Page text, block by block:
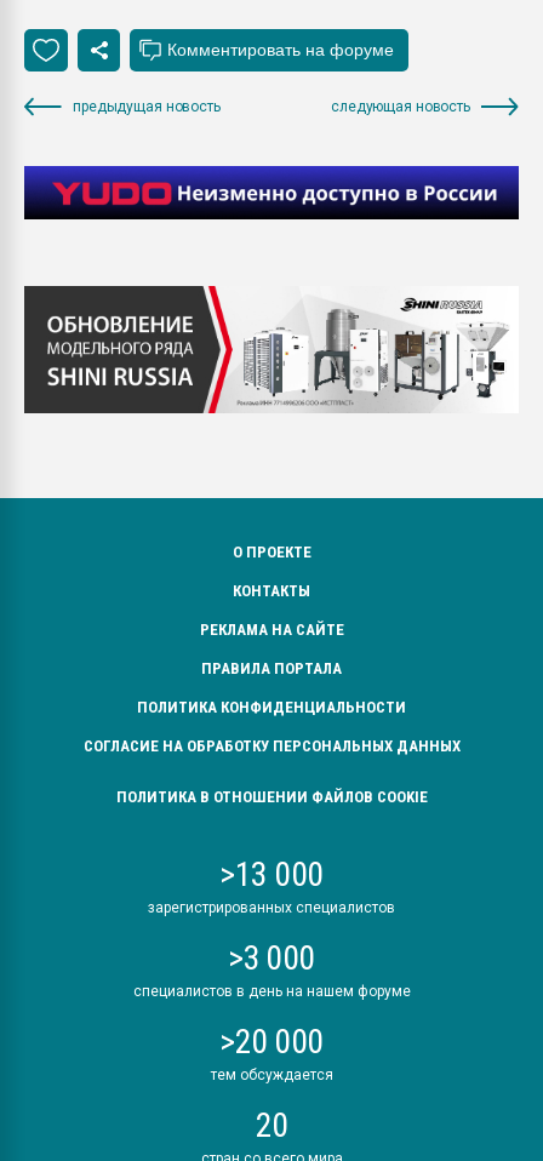
предыдущая новость следующая новость
О ПРОЕКТЕ
КОНТАКТЫ
РЕКЛАМА НА САЙТЕ
ПРАВИЛА ПОРТАЛА
ПОЛИТИКА КОНФИДЕНЦИАЛЬНОСТИ
СОГЛАСИЕ НА ОБРАБОТКУ ПЕРСОНАЛЬНЫХ ДАННЫХ
ПОЛИТИКА В ОТНОШЕНИИ ФАЙЛОВ COOKIE
>13 000
зарегистрированных специалистов
>3 000
специалистов в день на нашем форуме
>20 000
тем обсуждается
20